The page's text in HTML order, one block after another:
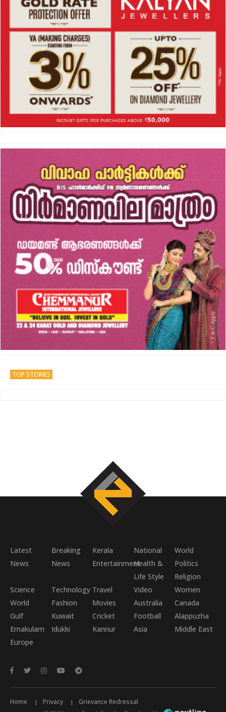
TOP STORIES
Latest
News
Breaking
News
Kerala National
World
EntertainmentHealth &
Life Style
Politics
Religion
Science
World
Technology Travel Video
Women
Fashion
Movies Australia
Canada
Gulf
Kuwait Cricket Football
Alappuzha
Ernakulam
Idukki Kannur Asia
Middle East
Europe
Home Privacy
Grievance Redressal